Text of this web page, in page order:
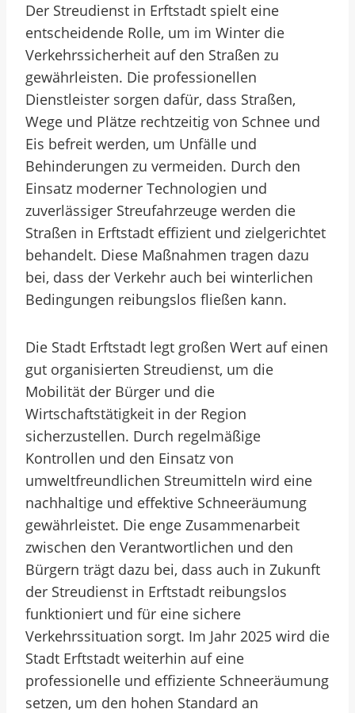
Der Streudienst in Erftstadt spielt eine
entscheidende Rolle, um im Winter die
Verkehrssicherheit auf den Straßen zu
gewährleisten. Die professionellen
Dienstleister sorgen dafür, dass Straßen,
Wege und Plätze rechtzeitig von Schnee und
Eis befreit werden, um Unfälle und
Behinderungen zu vermeiden. Durch den
Einsatz moderner Technologien und
zuverlässiger Streufahrzeuge werden die
Straßen in Erftstadt effizient und zielgerichtet
behandelt. Diese Maßnahmen tragen dazu
bei, dass der Verkehr auch bei winterlichen
Bedingungen reibungslos fließen kann.
Die Stadt Erftstadt legt großen Wert auf einen
gut organisierten Streudienst, um die
Mobilität der Bürger und die
Wirtschaftstätigkeit in der Region
sicherzustellen. Durch regelmäßige
Kontrollen und den Einsatz von
umweltfreundlichen Streumitteln wird eine
nachhaltige und effektive Schneeräumung
gewährleistet. Die enge Zusammenarbeit
zwischen den Verantwortlichen und den
Bürgern trägt dazu bei, dass auch in Zukunft
der Streudienst in Erftstadt reibungslos
funktioniert und für eine sichere
Verkehrssituation sorgt. Im Jahr 2025 wird die
Stadt Erftstadt weiterhin auf eine
professionelle und effiziente Schneeräumung
setzen, um den hohen Standard an